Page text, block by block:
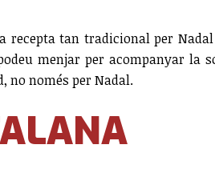
tan tradicional per
menjar per acompanyar
no només per Nadal.